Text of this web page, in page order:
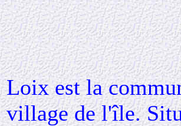
Loix est la
village de l'île.